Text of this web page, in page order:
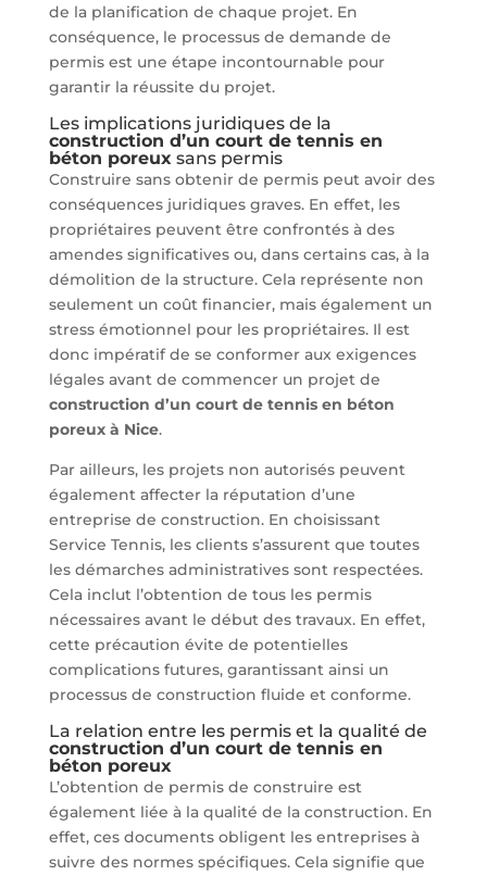
de la planification de chaque projet. En
conséquence, le processus de demande de
permis est une étape incontournable pour
garantir la réussite du projet.
Les implications juridiques de la
construction d’un court de tennis en
béton poreux sans permis
Construire sans obtenir de permis peut avoir des
conséquences juridiques graves. En effet, les
propriétaires peuvent être confrontés à des
amendes significatives ou, dans certains cas, à la
démolition de la structure. Cela représente non
seulement un coût financier, mais également un
stress émotionnel pour les propriétaires. Il est
donc impératif de se conformer aux exigences
légales avant de commencer un projet de
construction d’un court de tennis en béton
poreux à Nice.
Par ailleurs, les projets non autorisés peuvent
également affecter la réputation d’une
entreprise de construction. En choisissant
Service Tennis, les clients s’assurent que toutes
les démarches administratives sont respectées.
Cela inclut l’obtention de tous les permis
nécessaires avant le début des travaux. En effet,
cette précaution évite de potentielles
complications futures, garantissant ainsi un
processus de construction fluide et conforme.
La relation entre les permis et la qualité de
construction d’un court de tennis en
béton poreux
L’obtention de permis de construire est
également liée à la qualité de la construction. En
effet, ces documents obligent les entreprises à
suivre des normes spécifiques. Cela signifie que